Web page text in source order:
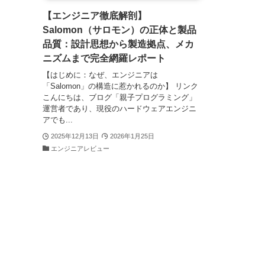
【エンジニア徹底解剖】
Salomon（サロモン）の正体と製品
品質：設計思想から製造拠点、メカ
ニズムまで完全網羅レポート
【はじめに：なぜ、エンジニアは
「Salomon」の構造に惹かれるのか】 リンク
こんにちは、ブログ「親子プログラミング」
運営者であり、現役のハードウェアエンジニ
アでも...
2025年12月13日
2026年1月25日
エンジニアレビュー